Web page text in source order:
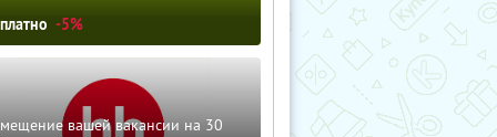
-5%
вашей вакансии на 30